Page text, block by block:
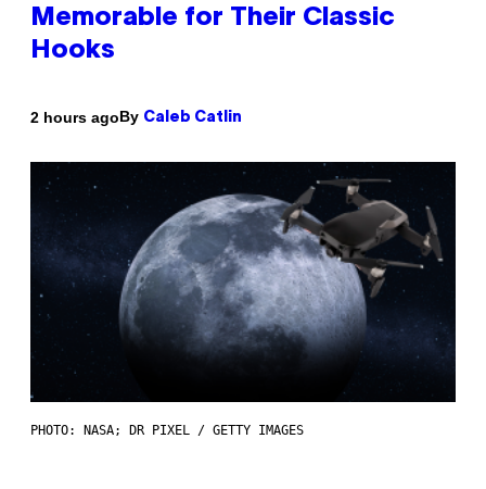
Memorable for Their Classic
Hooks
2 hours agoBy Caleb Catlin
PHOTO: NASA; DR PIXEL / GETTY IMAGES